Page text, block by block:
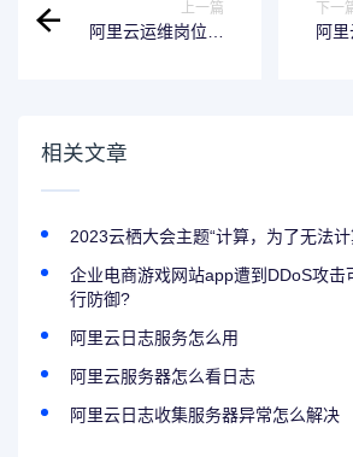
上一篇
阿里云运维岗位待
下一
阿里
相关文章
2023云栖大会主题“计算，为了无法
企业电商游戏网站app遭到DDoS攻击
行防御?
阿里云日志服务怎么用
阿里云服务器怎么看日志
阿里云日志收集服务器异常怎么解决